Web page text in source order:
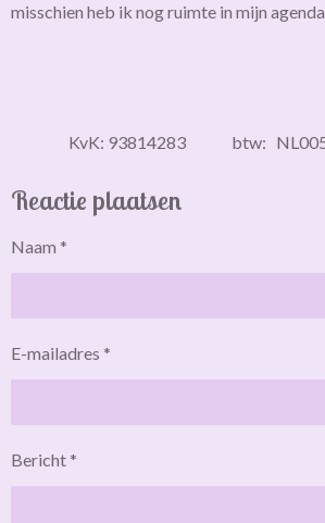
misschien heb ik nog ruimte in mijn
KvK: 93814283 btw:
Reactie plaatsen
Naam *
E-mailadres *
Bericht *